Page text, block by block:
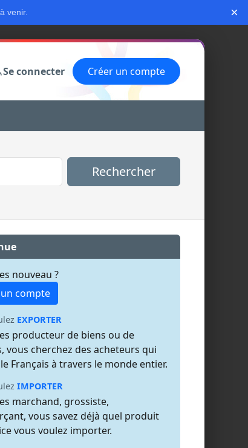
venir. ×
Se connecter Créer un compte
Rechercher
nouveau ?
compte
EXPORTER
producteur de biens ou de
vous cherchez des acheteurs qui
Français à travers le monde entier.
IMPORTER
marchand, grossiste,
vous savez déjà quel produit
vous voulez importer.